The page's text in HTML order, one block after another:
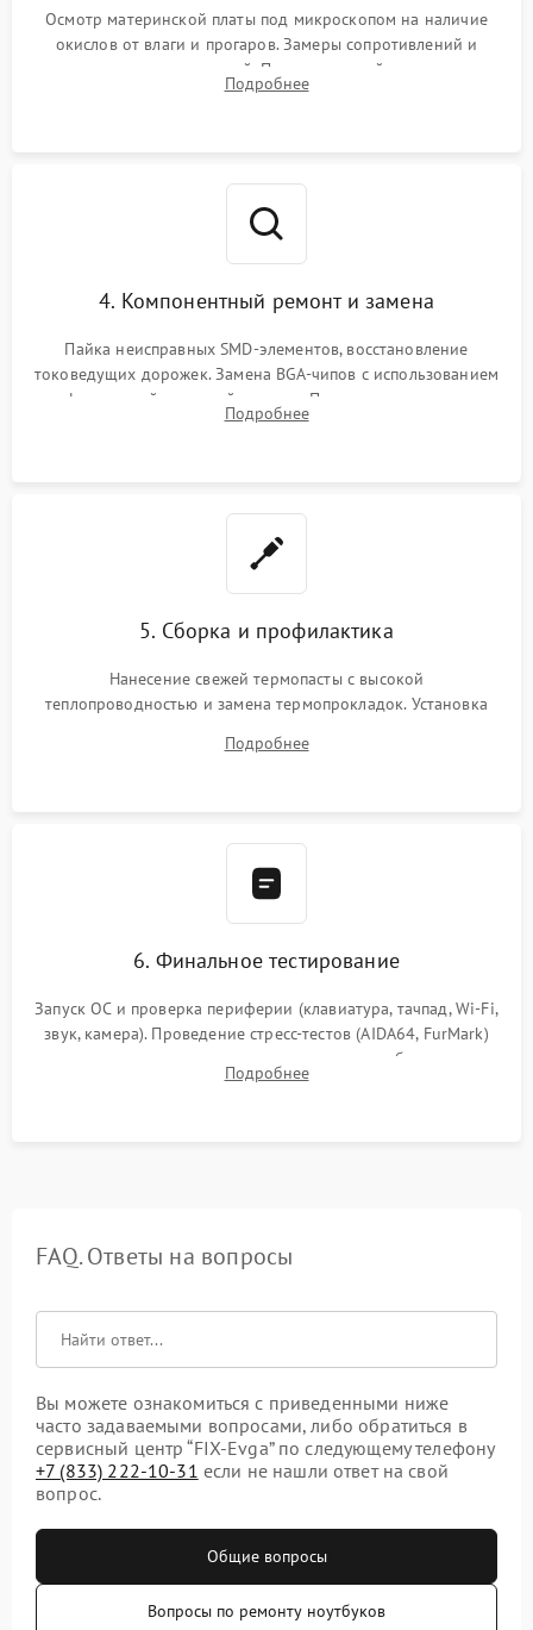
Осмотр материнской платы под микроскопом на наличие
окислов от влаги и прогаров. Замеры сопротивлений и
дежурных напряжений. Проверка цепей питания,
мультиконтроллера, процессора и видеочипа.
Подробнее
4. Компонентный ремонт и замена
Пайка неисправных SMD-элементов, восстановление
токоведущих дорожек. Замена BGA-чипов с использованием
инфракрасной паяльной станции. Прошивка микросхемы
BIOS или замена поврежденных портов USB
Подробнее
5. Сборка и профилактика
Нанесение свежей термопасты с высокой
теплопроводностью и замена термопрокладок. Установка
шлейфов, модулей памяти и накопителей. Предварительная
Подробнее
6. Финальное тестирование
Запуск ОС и проверка периферии (клавиатура, тачпад, Wi-Fi,
звук, камера). Проведение стресс-тестов (AIDA64, FurMark)
для контроля температурного режима и стабильности
системы под пиковой нагрузкой.
Подробнее
FAQ. Ответы на вопросы
Вы можете ознакомиться с приведенными ниже
часто задаваемыми вопросами, либо обратиться в
сервисный центр “FIX-Evga” по следующему телефону
+7 (833) 222-10-31 если не нашли ответ на свой
вопрос.
Общие вопросы
Вопросы по ремонту ноутбуков